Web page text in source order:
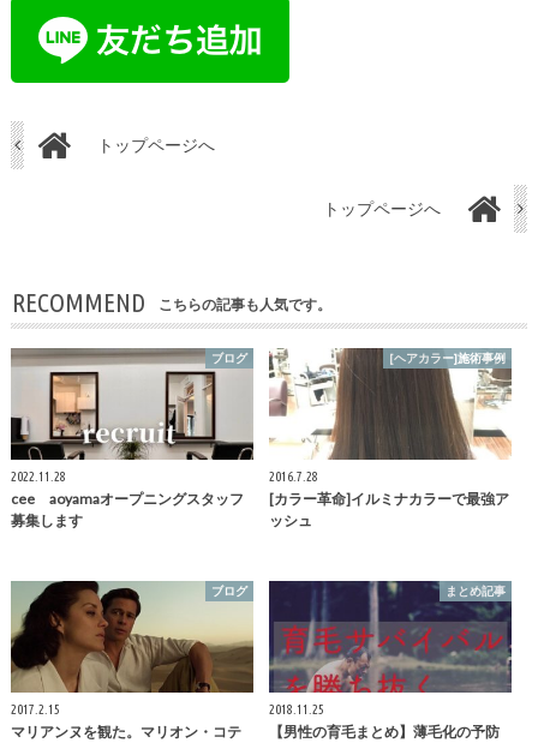
トップページへ
トップページへ
RECOMMEND こちらの記事も人気です。
ブログ
2022.11.28
cee aoyamaオープニングスタッフ
募集します
[ヘアカラー]施術事例
2016.7.28
[カラー革命]イルミナカラーで最強ア
ッシュ
ブログ
2017.2.15
マリアンヌを観た。マリオン・コテ
まとめ記事
2018.11.25
【男性の育毛まとめ】薄毛化の予防